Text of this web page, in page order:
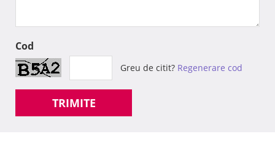
Cod
Greu de citit? Regenerare cod
TRIMITE